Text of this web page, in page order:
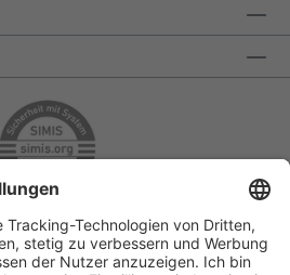
AM PRINZIPALMARKT